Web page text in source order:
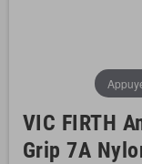
VIC FIRTH
Grip 7A